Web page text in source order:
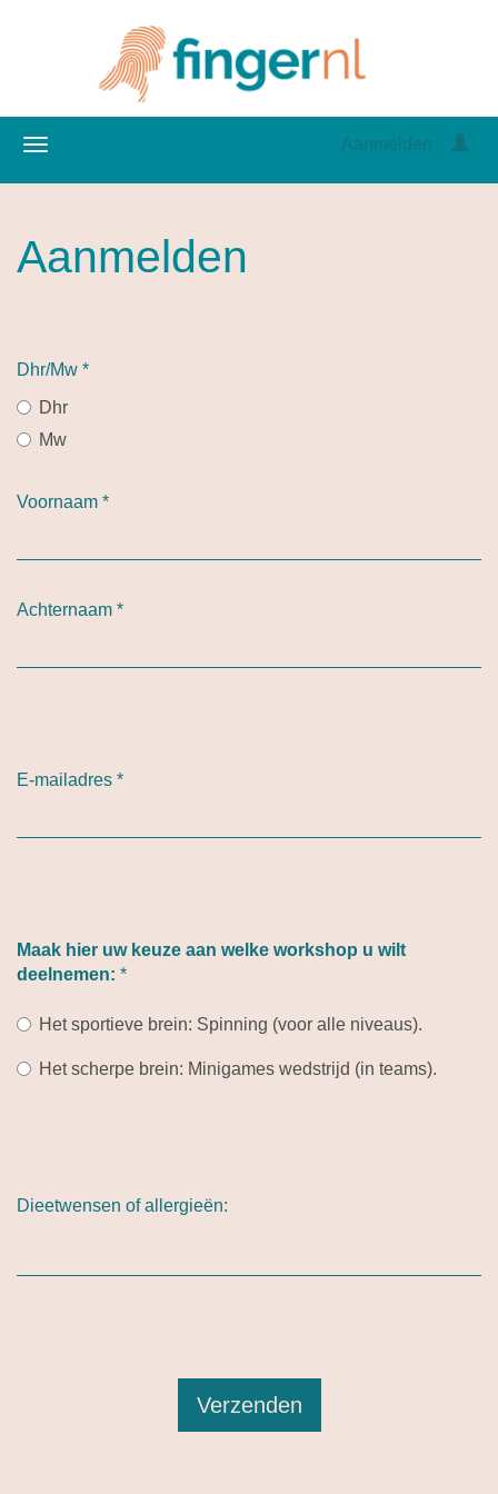
Aanmelden
Aanmelden
Dhr/Mw *
Dhr
Mw
Voornaam *
Achternaam *
E-mailadres *
Maak hier uw keuze aan welke workshop u wilt
deelnemen: *
Het sportieve brein: Spinning (voor alle niveaus).
Het scherpe brein: Minigames wedstrijd (in teams).
Dieetwensen of allergieën:
Verzenden